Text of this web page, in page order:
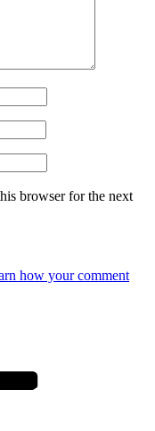
browser for the next
how your comment